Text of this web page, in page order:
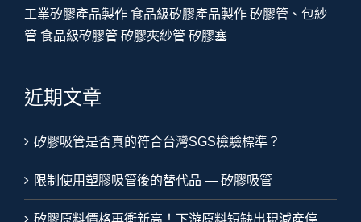
工業矽膠產品製作 食品級矽膠產品製作 矽膠管、包紗
管 食品級矽膠管 矽膠夾紗管 矽膠塞
近期文章
矽膠吸管是否真的符合台灣SGS檢驗標準？
限制使用塑膠吸管後的替代品 — 矽膠吸管